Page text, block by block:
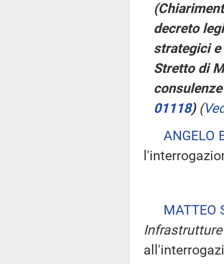
decreto
strategici
Stretto di
01118) (
ANGELO
MATTEO